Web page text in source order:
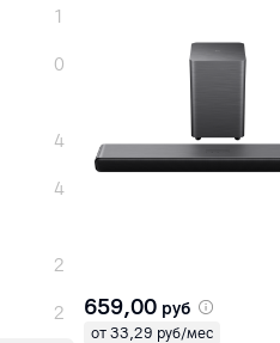
1
0
4
4
2
2 659,00 руб
от 33,29 руб/мес